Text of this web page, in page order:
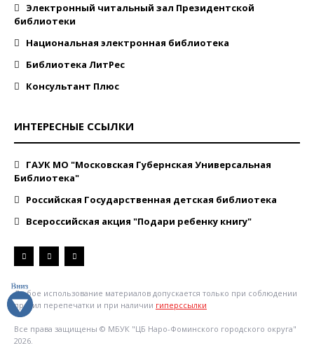
Электронный читальный зал Президентской
библиотеки
Национальная электронная библиотека
Библиотека ЛитРес
Консультант Плюс
ИНТЕРЕСНЫЕ ССЫЛКИ
ГАУК МО "Московская Губернская Универсальная
Библиотека"
Российская Государственная детская библиотека
Всероссийская акция "Подари ребенку книгу"
Любое использование материалов допускается только при соблюдении
правил перепечатки и при наличии гиперссылки
Все права защищены © МБУК "ЦБ Наро-Фоминского городского округа"
2026.